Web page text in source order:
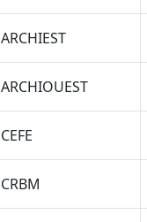
ARCHIEST
ARCHIOUEST
CEFE
CRBM